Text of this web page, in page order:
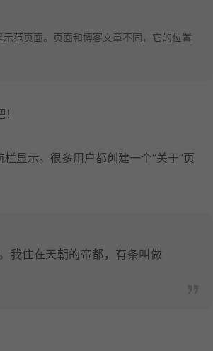
范页面。页面和博客文章不同，它的位置
显示。很多用户都创建一个“关于”页
我住在天朝的帝都，有条叫做